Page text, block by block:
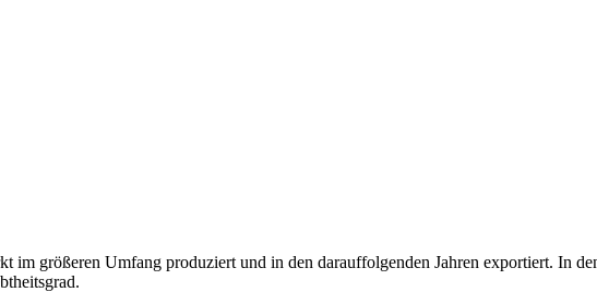
im größeren Umfang produziert und in den darauffolgenden Jahren exportiert. In